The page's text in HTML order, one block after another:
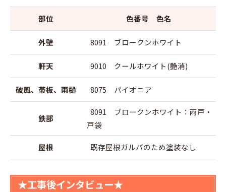
部位 色番号 色名
外壁 8091 ブロークンホワイト
軒天 9010 クールホワイト(艶消)
破風、帯板、雨樋 8075 パイオニア
鉄部
8091 ブロークンホワイト：雨戸・
戸袋
屋根 既存屋根ガルバのため塗装なし
★工事後インタビュー★